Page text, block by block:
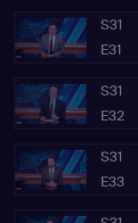
S31
E31
S31
E32
S31
E33